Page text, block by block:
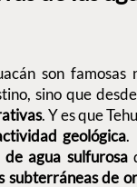
son famosas
sino que
. Y es que
geológica.
de agua sulfurosa
subterráneas de